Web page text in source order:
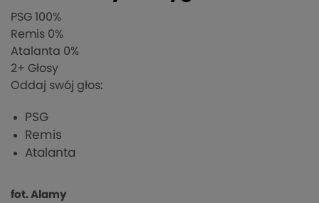
PSG 100%
Remis 0%
Atalanta 0%
2+ Głosy
Oddaj swój głos:
PSG
Remis
Atalanta
fot. Alamy